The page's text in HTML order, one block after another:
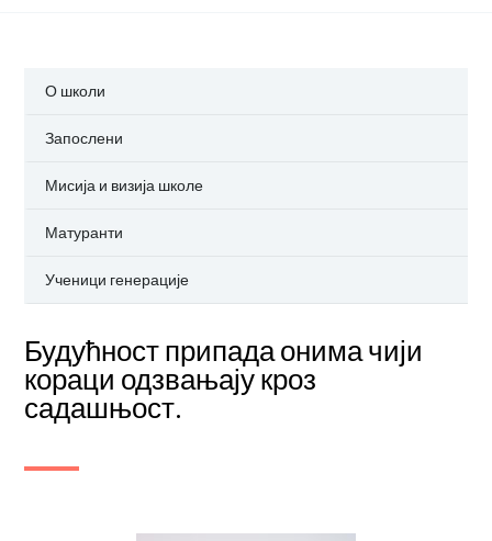
О школи
Запослени
Мисија и визија школе
Матуранти
Ученици генерације
Будућност припада онима чији
кораци одзвањају кроз
садашњост.